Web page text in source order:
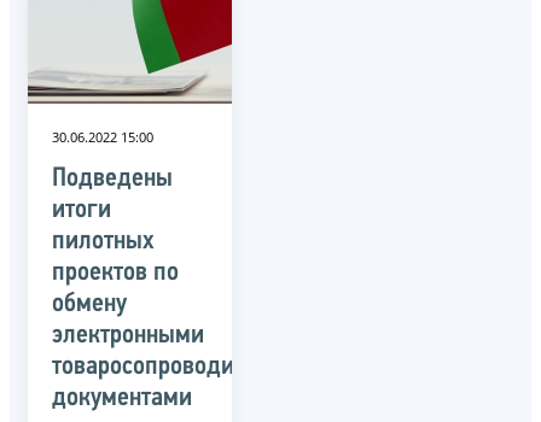
30.06.2022 15:00
Подведены
итоги
пилотных
проектов по
обмену
электронными
товаросопроводительными
документами